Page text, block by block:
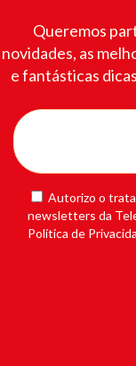
Queremos
novidades, as
e fantásticas
Autorizo o
newsletters da
Política de